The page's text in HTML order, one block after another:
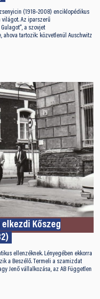
(1918–2008) enciklopédikus
Az iparszerű
a szovjet
ahova tartozik: közvetlenül Auschwitz
Kőszeg
ellenzéknek. Lényegében ekkorra
a Beszélő. Termeli a szamizdat
Jenő vállalkozása, az AB Független